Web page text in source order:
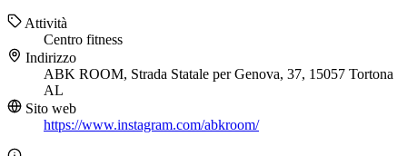
Attività
Centro fitness
Indirizzo
ABK ROOM, Strada Statale per Genova, 37, 15057 Tortona
AL
Sito web
https://www.instagram.com/abkroom/